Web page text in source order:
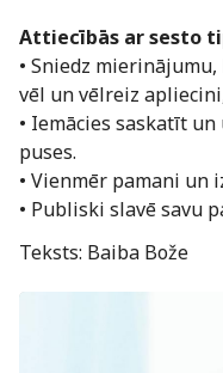
Attiecībās ar sesto
• Sniedz
vēl un vēlreiz
• Iemācies saskatīt
puses.
• Vienmēr pamani un
• Publiski slavē savu
Teksts: Baiba Bože